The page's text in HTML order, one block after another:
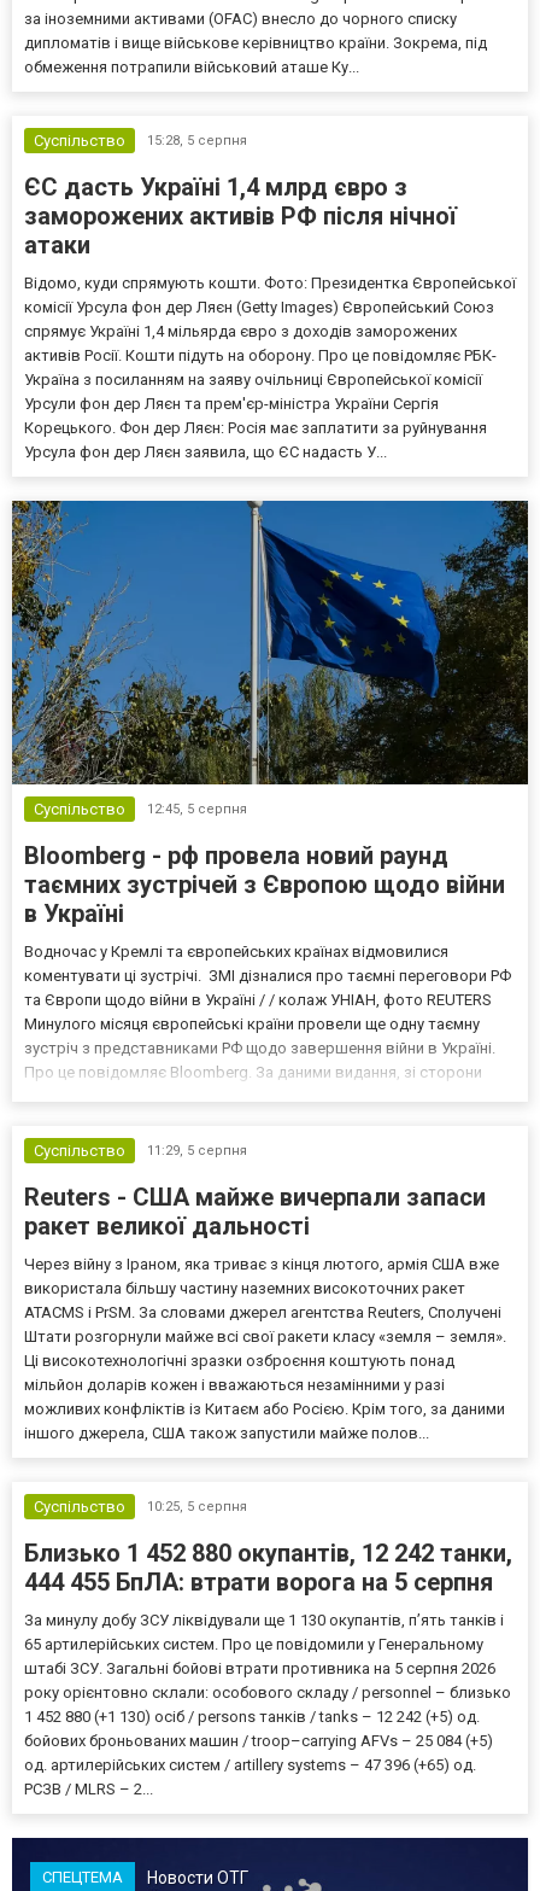
за іноземними активами (OFAC) внесло до чорного списку
дипломатів і вище військове керівництво країни. Зокрема, під
обмеження потрапили військовий аташе Ку...
Суспільство 15:28, 5 серпня
ЄС дасть Україні 1,4 млрд євро з
заморожених активів РФ після нічної
атаки
Відомо, куди спрямують кошти. Фото: Президентка Європейської
комісії Урсула фон дер Ляєн (Getty Images) Європейський Союз
спрямує Україні 1,4 мільярда євро з доходів заморожених
активів Росії. Кошти підуть на оборону. Про це повідомляє РБК-
Україна з посиланням на заяву очільниці Європейської комісії
Урсули фон дер Ляєн та прем'єр-міністра України Сергія
Корецького. Фон дер Ляєн: Росія має заплатити за руйнування
Урсула фон дер Ляєн заявила, що ЄС надасть У...
Суспільство 12:45, 5 серпня
Bloomberg - рф провела новий раунд
таємних зустрічей з Європою щодо війни
в Україні
Водночас у Кремлі та європейських країнах відмовилися
коментувати ці зустрічі. ЗМІ дізналися про таємні переговори РФ
та Європи щодо війни в Україні / / колаж УНІАН, фото REUTERS
Минулого місяця європейські країни провели ще одну таємну
зустріч з представниками РФ щодо завершення війни в Україні.
Про це повідомляє Bloomberg. За даними видання, зі сторони
Суспільство
11:29, 5 серпня
Reuters - США майже вичерпали запаси
ракет великої дальності
Через війну з Іраном, яка триває з кінця лютого, армія США вже
використала більшу частину наземних високоточних ракет
ATACMS і PrSM. За словами джерел агентства Reuters, Сполучені
Штати розгорнули майже всі свої ракети класу «земля – земля».
Ці високотехнологічні зразки озброєння коштують понад
мільйон доларів кожен і вважаються незамінними у разі
можливих конфліктів із Китаєм або Росією. Крім того, за даними
іншого джерела, США також запустили майже полов...
Суспільство 10:25, 5 серпня
Близько 1 452 880 окупантів, 12 242 танки,
444 455 БпЛА: втрати ворога на 5 серпня
За минулу добу ЗСУ ліквідували ще 1 130 окупантів, пʼять танків і
65 артилерійських систем. Про це повідомили у Генеральному
штабі ЗСУ. Загальні бойові втрати противника на 5 серпня 2026
року орієнтовно склали: особового складу / personnel – близько
1 452 880 (+1 130) осіб / persons танків / tanks – 12 242 (+5) од.
бойових броньованих машин / troop–carrying AFVs – 25 084 (+5)
од. артилерійських систем / artillery systems – 47 396 (+65) од.
РСЗВ / MLRS – 2...
СПЕЦТЕМА Новости ОТГ